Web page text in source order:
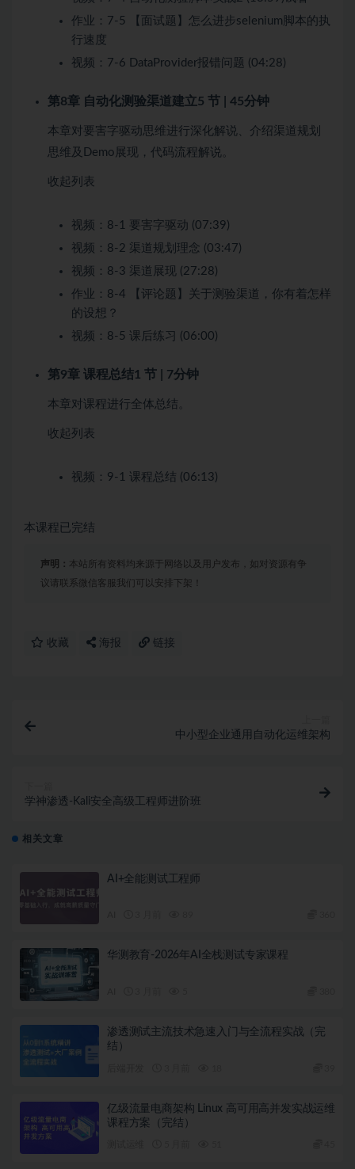
作业： 7-5 【面试题】怎么进步selenium脚本的执
行速度
视频： 7-6 DataProvider报错问题 (04:28)
第8章 自动化测验渠道建立5 节 | 45分钟
本章对要害字驱动思维进行深化解说、介绍渠道规划
思维及Demo展现，代码流程解说。
收起列表
视频： 8-1 要害字驱动 (07:39)
视频： 8-2 渠道规划理念 (03:47)
视频： 8-3 渠道展现 (27:28)
作业： 8-4 【评论题】关于测验渠道，你有着怎样
的设想？
视频： 8-5 课后练习 (06:00)
第9章 课程总结1 节 | 7分钟
本章对课程进行全体总结。
收起列表
视频： 9-1 课程总结 (06:13)
本课程已完结
声明： 本站所有资料均来源于网络以及用户发布，如对资源有争
议请联系微信客服我们可以安排下架！
收藏 海报 链接
中小型企业通用自动化运维架构
学神渗透-Kali安全高级工程师进阶班
相关文章
AI+全能测试工程师
华测教育-2026年AI全栈测试专家课程
渗透测试主流技术急速入门与全流程实战（完
结）
亿级流量电商架构 Linux 高可用高并发实战运维
课程方案（完结）